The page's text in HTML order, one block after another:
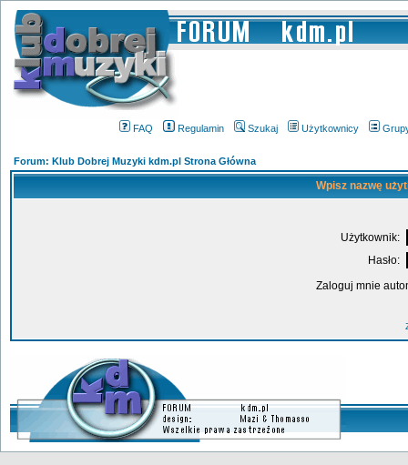
FAQ Regulamin Szukaj Użytkownicy
Forum: Klub Dobrej Muzyki kdm.pl Strona Główna
Wpisz nazwę
Użytkownik:
Hasło:
Zaloguj mnie